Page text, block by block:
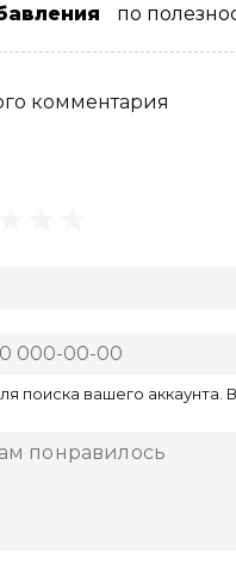
по
комментария
поиска вашего аккаунта.